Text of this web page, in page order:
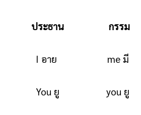
ประธาน กรรม
I อาย me มี
You ยู you ยู